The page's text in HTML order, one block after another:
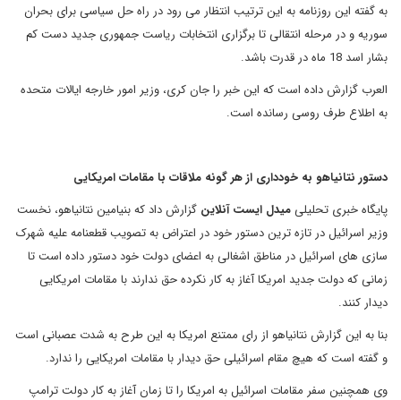
به گفته این روزنامه به این ترتیب انتظار می رود در راه حل سیاسی برای بحران
سوریه و در مرحله انتقالی تا برگزاری انتخابات ریاست جمهوری جدید دست کم
بشار اسد 18 ماه در قدرت باشد.
العرب گزارش داده است که این خبر را جان کری، وزیر امور خارجه ایالات متحده
به اطلاع طرف روسی رسانده است.
دستور نتانیاهو به خودداری از هر گونه ملاقات با مقامات امریکایی
پایگاه خبری تحلیلیمیدل ایست آنلاین گزارش داد که بنیامین نتانیاهو، نخست
وزیر اسرائیل در تازه ترین دستور خود در اعتراض به تصویب قطعنامه علیه شهرک
سازی های اسرائیل در مناطق اشغالی به اعضای دولت خود دستور داده است تا
زمانی که دولت جدید امریکا آغاز به کار نکرده حق ندارند با مقامات امریکایی
دیدار کنند.
بنا به این گزارش نتانیاهو از رای ممتنع امریکا به این طرح به شدت عصبانی است
و گفته است که هیچ مقام اسرائیلی حق دیدار با مقامات امریکایی را ندارد.
وی همچنین سفر مقامات اسرائیل به امریکا را تا زمان آغاز به کار دولت ترامپ